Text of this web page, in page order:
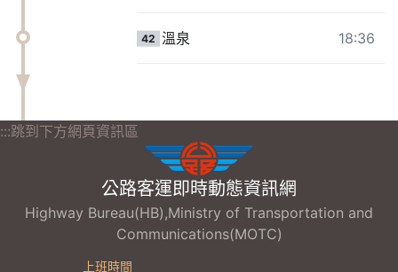
42 溫泉 18:36
:::跳到下方網頁資訊區
公路客運即時動態資訊網
Highway Bureau(HB),Ministry of Transportation and
Communications(MOTC)
上班時間